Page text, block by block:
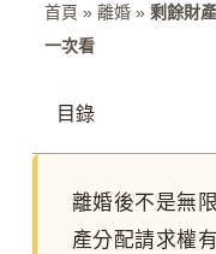
首頁 » 離婚» 剩餘財
一次看
目錄
離婚後不是無
產分配請求權